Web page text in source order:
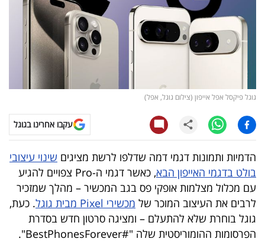
רכילות
עסקית
קריפטו
ויראלי
טלוויזיה
עסקי
ספורט
קריירה
ולימודים
גוגל פיקסל אפל אייפון (צילום גוגל, אפל)
עקבו אחרינו בגוגל
הדמיות ותמונות דגמי דמה שדלפו לרשת מציגים שינוי עיצובי
בולט בדגמי האייפון הבא
, כאשר דגמי ה-Pro צפויים להגיע
עם מכלול מצלמות אופקי פס בגב המכשיר – מהלך שמזכיר
לרבים את העיצוב המוכר של מכשירי Pixel מבית גוגל
. כעת,
גוגל בוחרת שלא להתעלם – ומציגה סרטון חדש בסדרת
הפרסומות ההומוריסטית שלה "#BestPhonesForever".